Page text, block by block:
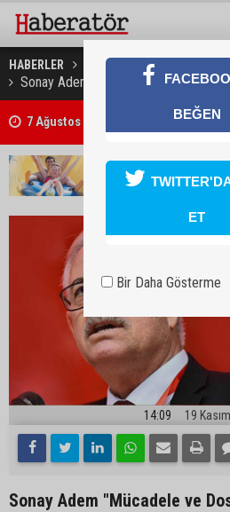
HABERLER SPOR
Sonay Adem "Mücadele ve Dostluk"
7 Ağustos 2026 Döviz Kurları
14:09 19
Sonay Adem "Mücadele ve
BEĞEN
ET
Bir Daha Gösterme